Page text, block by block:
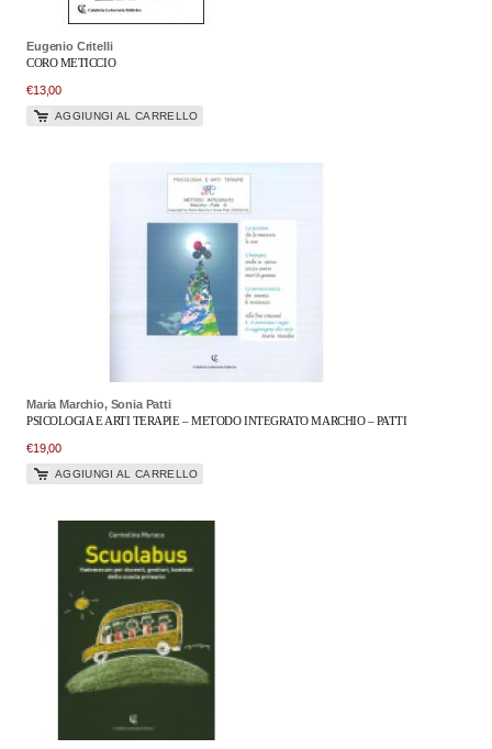
Eugenio Critelli
CORO METICCIO
€13,00
AGGIUNGI AL CARRELLO
Maria Marchio, Sonia Patti
PSICOLOGIA E ARTI TERAPIE – METODO INTEGRATO MARCHIO – PATTI
€19,00
AGGIUNGI AL CARRELLO